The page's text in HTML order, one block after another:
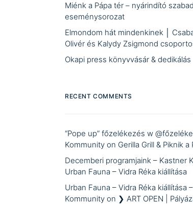
Miénk a Pápa tér – nyárindító
eseménysorozat
Elmondom hát mindenkinek │
Olivér és Kalydy Zsigmond
Okapi press könyvvásár & dedikálás
RECENT COMMENTS
“Pope up” főzelékezés w
Kommunity on Gerilla Grill & Piknik
Decemberi programjaink – Kastner
Urban Fauna – Vidra Réka kiállítása
Urban Fauna – Vidra Réka kiállítása
Kommunity on ❯ ART OPEN |